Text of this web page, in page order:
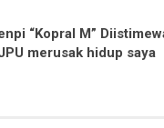
“Kopral M”
merusak hidup saya